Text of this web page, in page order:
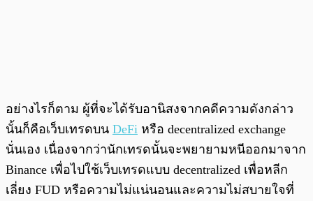
อย่างไรก็ตาม ผู้ที่จะได้รับอานิสงจากคดีความดังกล่าว
นั้นก็คือเว็บเทรดบน DeFi หรือ decentralized exchange
นั่นเอง เนื่องจากว่านักเทรดนั้นจะพยายามหนีออกมาจาก
Binance เพื่อไปใช้เว็บเทรดแบบ decentralized เพื่อหลีก
เลี่ยง FUD หรือความไม่แน่นอนและความไม่สบายใจที่